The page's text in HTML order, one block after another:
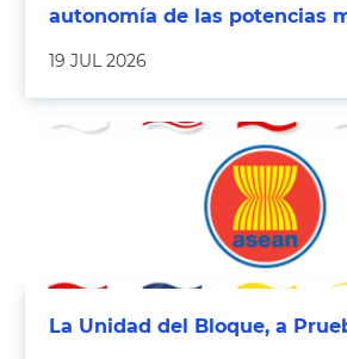
autonomía de las potencias
19 JUL 2026
La Unidad del Bloque, a